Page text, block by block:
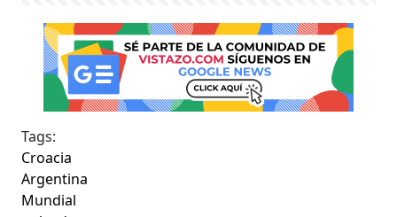
Tags:
Croacia
Argentina
Mundial